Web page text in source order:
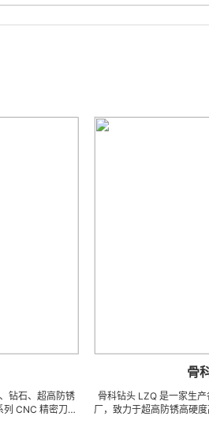
防锈
刀模
骨科钻头
骨科钻头 LZQ 是一家生产各种医疗工
厂，致力于超高防锈高硬度高耐磨、高